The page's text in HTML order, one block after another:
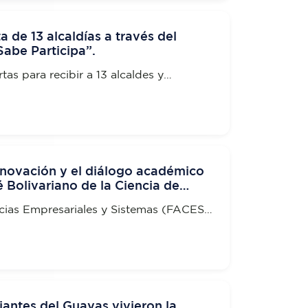
de 13 alcaldías a través del
Participa”.
para recibir a 13 alcaldes y
estratégico promovido en el
y el diálogo académico
Bolivariano de la Ciencia de
Empresariales y Sistemas (FACES)
de investigación y
del Guayas vivieron la